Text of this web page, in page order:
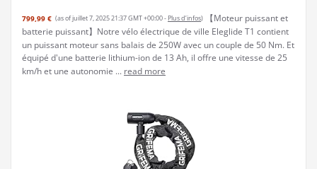
799,99 € (as of juillet 7, 2025 21:37 GMT +00:00 - Plus d’infos)
【Moteur puissant et
batterie puissant】Notre vélo électrique de ville Eleglide T1 contient
un puissant moteur sans balais de 250W avec un couple de 50 Nm. Et
équipé d'une batterie lithium-ion de 13 Ah, il offre une vitesse de 25
km/h et une autonomie ... read more